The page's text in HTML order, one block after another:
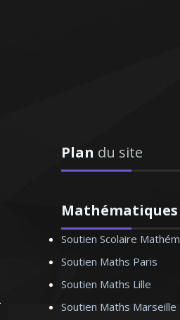
avant tout à bien
de travail qui
Plan du site
Mathématiques
Soutien Scolaire
Soutien Maths Paris
Soutien Maths Lille
Soutien Maths Marseille